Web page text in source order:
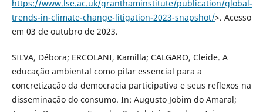
https://www.lse.ac.uk/granthaminstitute/publication/global-
trends-in-climate-change-litigation-2023-snapshot/>. Acesso
em 03 de outubro de 2023.
SILVA, Débora; ERCOLANI, Kamilla; CALGARO, Cleide. A
educação ambiental como pilar essencial para a
concretização da democracia participativa e seus reflexos na
disseminação do consumo. In: Augusto Jobim do Amaral;